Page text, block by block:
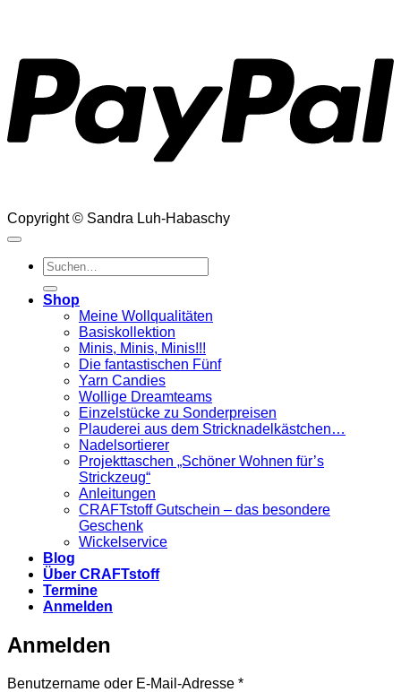
Copyright © Sandra Luh-Habaschy
Suchen
nach:
Shop
Meine Wollqualitäten
Basiskollektion
Minis, Minis, Minis!!!
Die fantastischen Fünf
Yarn Candies
Wollige Dreamteams
Einzelstücke zu Sonderpreisen
Plauderei aus dem Stricknadelkästchen…
Nadelsortierer
Projekttaschen „Schöner Wohnen für’s
Strickzeug“
Anleitungen
CRAFTstoff Gutschein – das besondere
Geschenk
Wickelservice
Blog
Über CRAFTstoff
Termine
Anmelden
Anmelden
Benutzername oder E-Mail-Adresse *Erforderlich